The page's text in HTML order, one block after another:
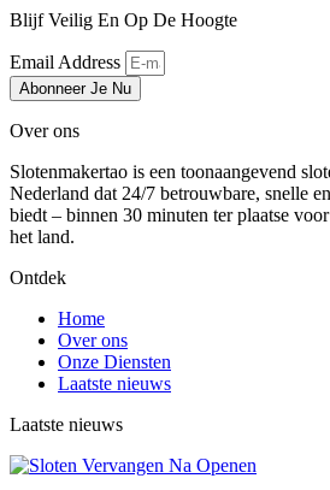
Blijf Veilig En Op De Hoogte
Email Address
Abonneer Je Nu
Over ons
Slotenmakertao is een toonaangevend
Nederland dat 24/7 betrouwbare, snelle
biedt – binnen 30 minuten ter plaatse
het land.
Ontdek
Home
Over ons
Onze Diensten
Laatste nieuws
Laatste nieuws